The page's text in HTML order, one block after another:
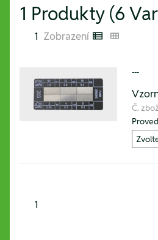
1 Produkty (6
1 Zobrazení Listenansicht
---
Č.
1